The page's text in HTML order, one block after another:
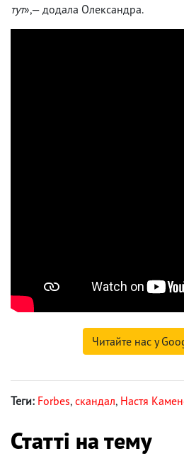
тут»,— додала Олександра.
Читайте нас у
Теги: Forbes, скандал, Настя
Статті на тему